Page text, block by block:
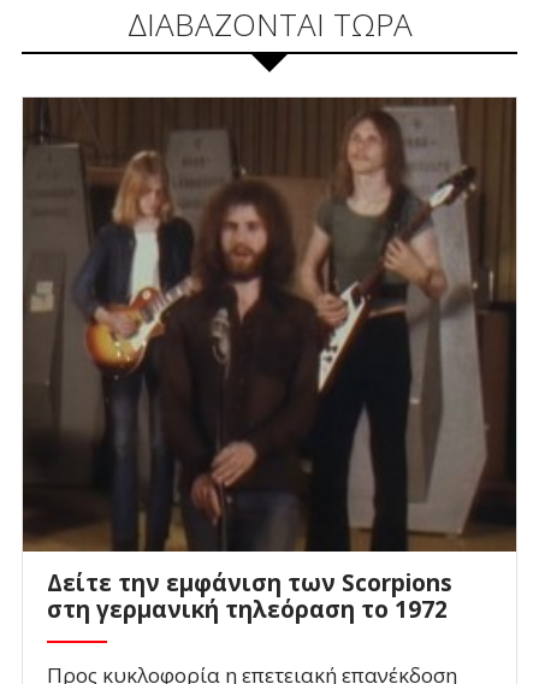
ΔΙΑΒΑΖΟΝΤΑΙ ΤΩΡΑ
Δείτε την εμφάνιση των Scorpions
στη γερμανική τηλεόραση το 1972
Προς κυκλοφορία η επετειακή επανέκδοση